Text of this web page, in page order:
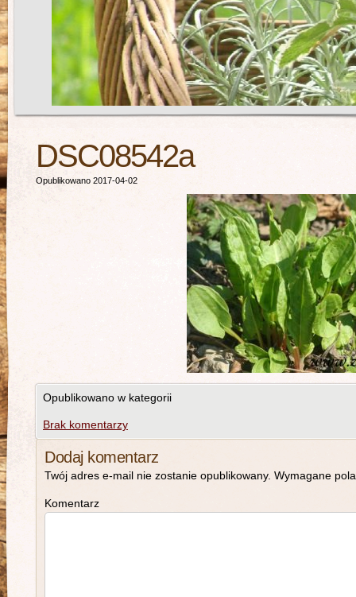
DSC08542a
Opublikowano 2017-04-02
Opublikowano w kategorii
Brak komentarzy
Dodaj komentarz
Twój adres e-mail nie zostanie opublikowany. Wymagane
Komentarz